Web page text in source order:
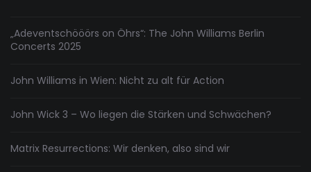
„Adeventschööörs on Öhrs“: The John Williams Berlin
Concerts 2025
John Williams in Wien: Nicht zu alt für Action
John Wick 3 – Wo liegen die Stärken und Schwächen?
Matrix Resurrections: Wir denken, also sind wir